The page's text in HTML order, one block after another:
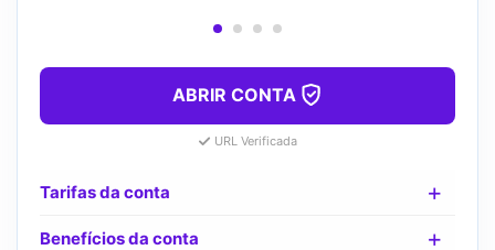
ABRIR CONTA
URL Verificada
Tarifas da conta
Benefícios da conta